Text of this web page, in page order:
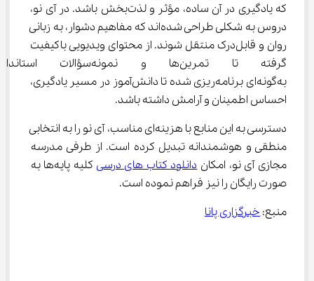
که یادگیری در آن ساده، مؤثر و لذت‌بخش باشد. در آی نو،
دروس به شکلی طراحی شده‌اند که مفاهیم دشوار، به زبانی
روان و قابل‌درک منتقل شوند. از محتوای ویدیویی باکیفیت
گرفته تا تمرین‌ها و
به‌گونه‌ای برنامه‌ریزی شده تا دانش‌آموز در مسیر یادگیری،
احساس اطمینان و آرامش داشته باشد.
دسترسی به این منابع با هزینه‌ای مناسب، آی نو را به انتخابی
منطقی و هوشمندانه تبدیل کرده است. از طرفی مدرسه
مجازی آی نو، امکان دانلود کتاب های درسی
کلیه پایه‌ها به
صورت رایگان را نیز فراهم نموده است.
منبع: خبرگزاری پانا